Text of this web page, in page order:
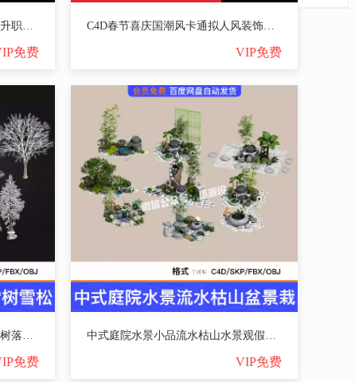
免费 VIP免费
免费 VIP免费